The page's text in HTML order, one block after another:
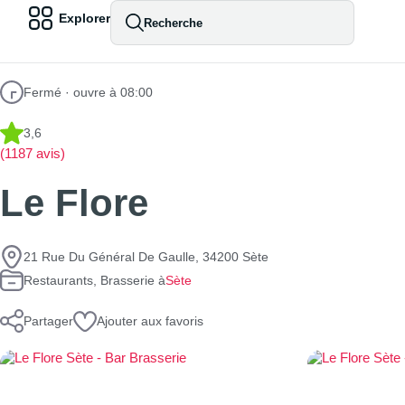
Explorer Recherche
Fermé · ouvre à 08:00
3,6
(1187 avis)
Le Flore
21 Rue Du Général De Gaulle, 34200 Sète
Restaurants, Brasserie àSète
Partager Ajouter aux favoris